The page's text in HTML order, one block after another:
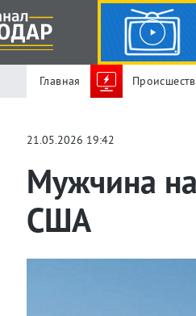
Главная
21.05.2026 19:42
Мужчина
США